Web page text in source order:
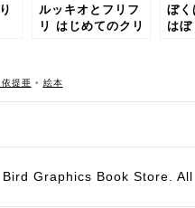
ルッキオとフリフ
リ はじめてのクリ
ぼく
はぼ
提亜 • 絵本
Graphics Book Store.